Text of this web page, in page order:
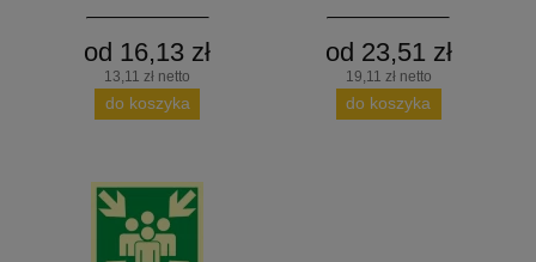
od 16,13 zł
13,11 zł netto
do koszyka
od 23,51 zł
19,11 zł netto
do koszyka